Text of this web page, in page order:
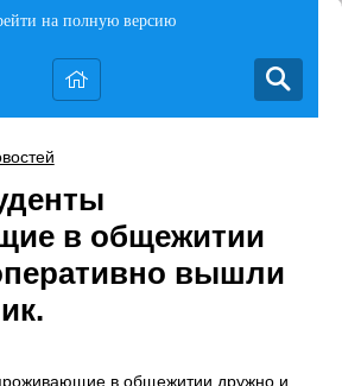
на полную версию
в общежитии
вышли
в общежитии дружно и